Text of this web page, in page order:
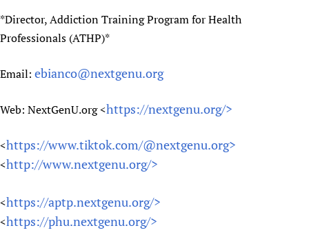
*Director, Addiction Training Program for Health
Professionals (ATHP)*
Email: ebianco@nextgenu.org
Web: NextGenU.org <https://nextgenu.org/>
<https://www.tiktok.com/@nextgenu.org>
<http://www.nextgenu.org/>
<https://aptp.nextgenu.org/>
<https://phu.nextgenu.org/>